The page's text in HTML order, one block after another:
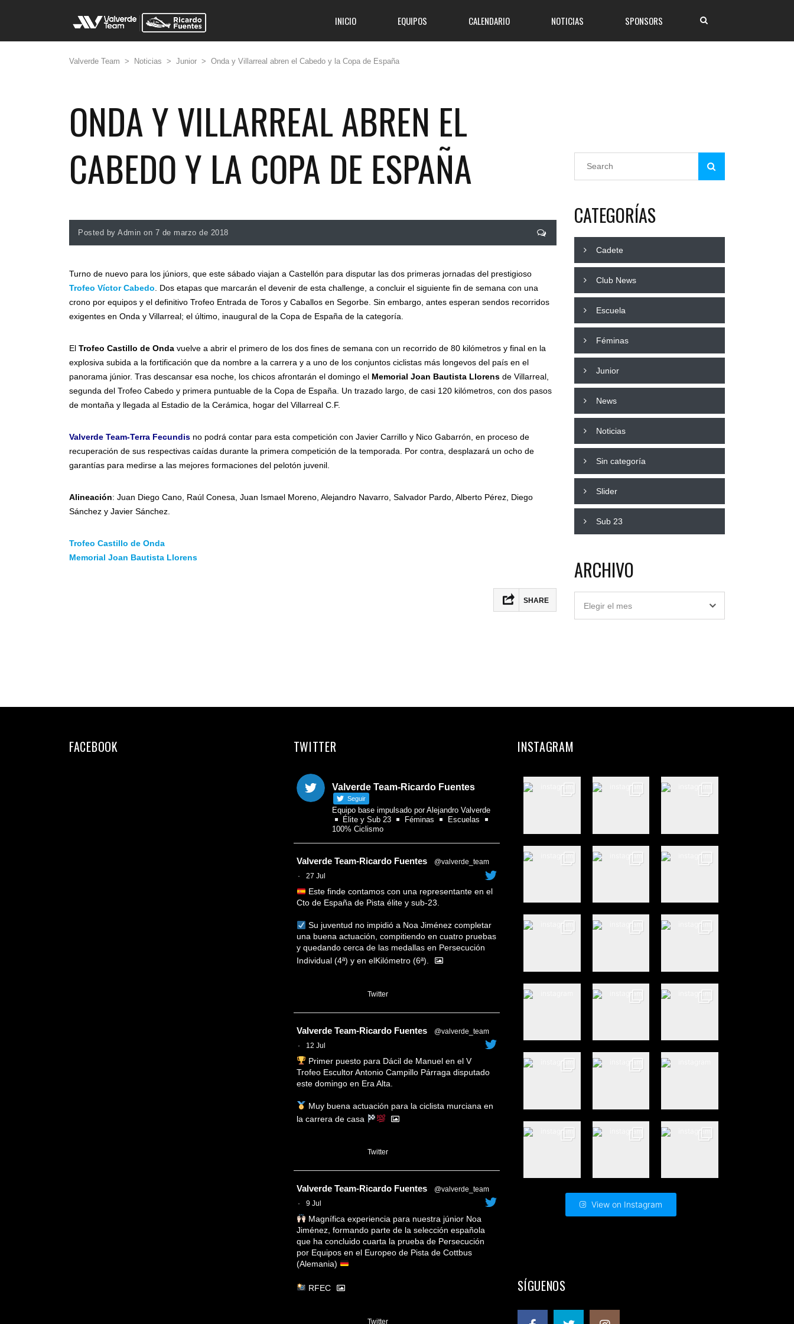
INICIO EQUIPOS CALENDARIO NOTICIAS SPONSORS
Valverde Team > Noticias > Junior > Onda y Villarreal abren el Cabedo y la Copa de España
ONDA Y VILLARREAL ABREN EL
CABEDO Y LA COPA DE ESPAÑA
Posted by Admin on 7 de marzo de 2018
Turno de nuevo para los júniors, que este sábado viajan a Castellón para disputar las dos primeras jornadas del prestigioso
Trofeo Víctor Cabedo . Dos etapas que marcarán el devenir de esta challenge, a concluir el siguiente fin de semana con una
crono por equipos y el definitivo Trofeo Entrada de Toros y Caballos en Segorbe. Sin embargo, antes esperan sendos recorridos
exigentes en Onda y Villarreal; el último, inaugural de la Copa de España de la categoría.
El Trofeo Castillo de Onda vuelve a abrir el primero de los dos fines de semana con un recorrido de 80 kilómetros y final en la
explosiva subida a la fortificación que da nombre a la carrera y a uno de los conjuntos ciclistas más longevos del país en el
panorama júnior. Tras descansar esa noche, los chicos afrontarán el domingo el Memorial Joan Bautista Llorens de Villarreal,
segunda del Trofeo Cabedo y primera puntuable de la Copa de España. Un trazado largo, de casi 120 kilómetros, con dos pasos
de montaña y llegada al Estadio de la Cerámica, hogar del Villarreal C.F.
Valverde Team-Terra Fecundis no podrá contar para esta competición con Javier Carrillo y Nico Gabarrón, en proceso de
recuperación de sus respectivas caídas durante la primera competición de la temporada. Por contra, desplazará un ocho de
garantías para medirse a las mejores formaciones del pelotón juvenil.
Alineación: Juan Diego Cano, Raúl Conesa, Juan Ismael Moreno, Alejandro Navarro, Salvador Pardo, Alberto Pérez, Diego
Sánchez y Javier Sánchez.
Trofeo Castillo de Onda
Memorial Joan Bautista Llorens
SHARE
CATEGORÍAS
Cadete
Club News
Escuela
Féminas
Junior
News
Noticias
Sin categoría
Slider
Sub 23
ARCHIVO
Elegir el mes
FACEBOOK TWITTER
Valverde Team-Ricardo Fuentes
Seguir
Equipo base impulsado por Alejandro Valverde
Élite y Sub 23
Féminas
Escuelas
100% Ciclismo
Valverde Team-Ricardo Fuentes
@valverde_team
·
27 Jul
Este finde contamos con una representante en el
Cto de España de Pista élite y sub-23.
Su juventud no impidió a Noa Jiménez completar
una buena actuación, compitiendo en cuatro pruebas
y quedando cerca de las medallas en Persecución
Individual (4ª) y en elKilómetro (6ª).
Twitter
Valverde Team-Ricardo Fuentes
@valverde_team
·
12 Jul
Primer puesto para Dácil de Manuel en el V
Trofeo Escultor Antonio Campillo Párraga disputado
este domingo en Era Alta.
Muy buena actuación para la ciclista murciana en
la carrera de casa
Twitter
Valverde Team-Ricardo Fuentes
@valverde_team
·
9 Jul
Magnífica experiencia para nuestra júnior Noa
Jiménez, formando parte de la selección española
que ha concluido cuarta la prueba de Persecución
por Equipos en el Europeo de Pista de Cottbus
(Alemania)
RFEC
Twitter
INSTAGRAM
View on Instagram
SÍGUENOS